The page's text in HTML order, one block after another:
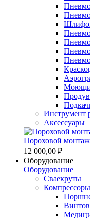
Инструмент
Аксессуары
Пороховой
12 000,00 ₽
Оборудование
Оборудование
Сваекруты
Компрессоры